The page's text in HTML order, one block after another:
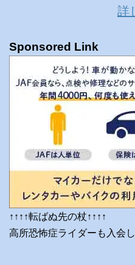
詳
Sponsored Link
↑↑↑↑転ばぬ先の杖↑↑↑↑
高所恐怖症ライダーも入会し